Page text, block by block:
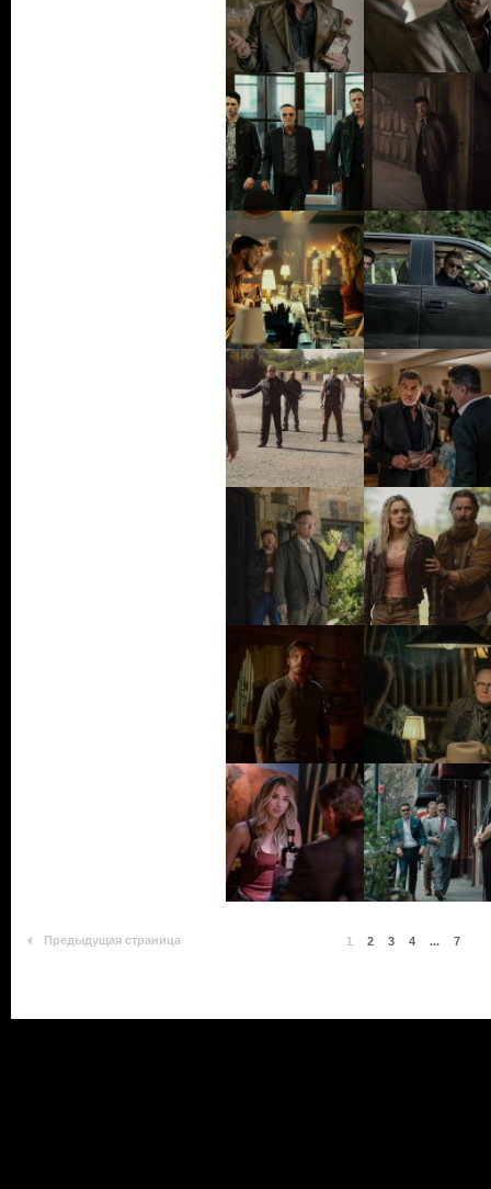
Предыдущая страница 1 2 3 4 ... 7